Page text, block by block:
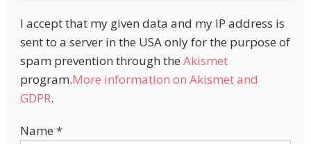
I accept that my given data and my IP address is
sent to a server in the USA only for the purpose of
spam prevention through the Akismet
program.More information on Akismet and
GDPR.
Name *